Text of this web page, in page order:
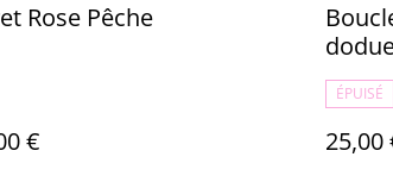
Rose Pêche
€
ÉPUISÉ
25,00